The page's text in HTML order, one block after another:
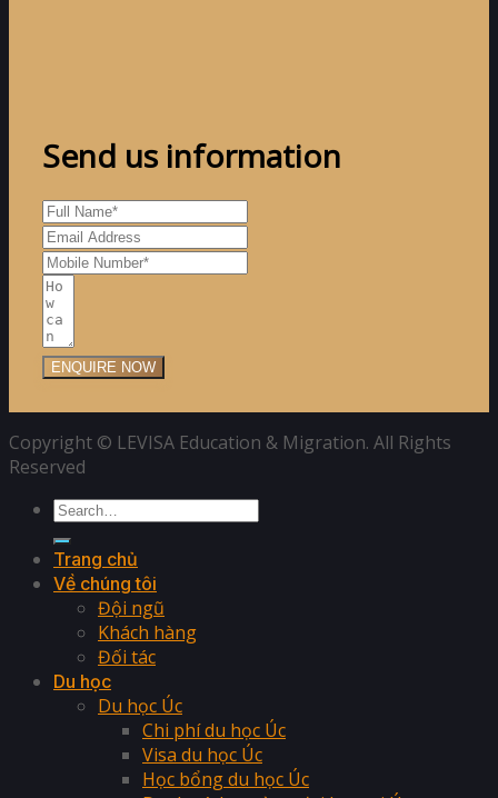
Send us information
ENQUIRE NOW
Copyright © LEVISA Education & Migration. All Rights
Reserved
Trang chủ
Về chúng tôi
Đội ngũ
Khách hàng
Đối tác
Du học
Du học Úc
Chi phí du học Úc
Visa du học Úc
Học bổng du học Úc